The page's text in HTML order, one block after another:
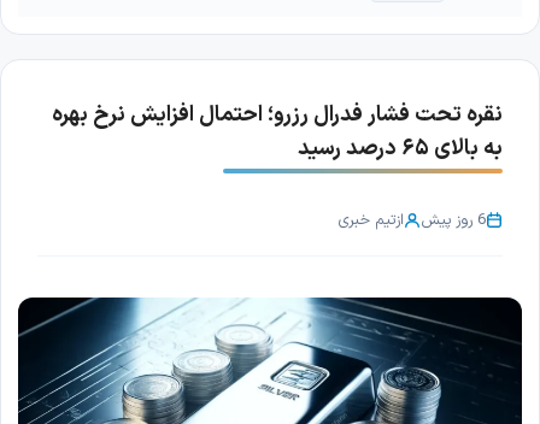
نقره تحت فشار فدرال رزرو؛ احتمال افزایش نرخ بهره
به بالای ۶۵ درصد رسید
6 روز پیش ازتیم خبری